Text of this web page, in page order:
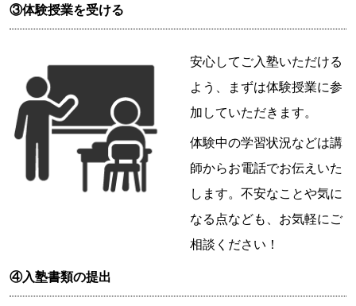
③体験授業を受ける
安心してご入塾いただける
よう、まずは体験授業に参
加していただきます。
体験中の学習状況などは講
師からお電話でお伝えいた
します。不安なことや気に
なる点なども、お気軽にご
相談ください！
④入塾書類の提出